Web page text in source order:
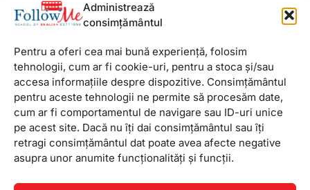
Administrează
consimțământul
Pentru a oferi cea mai bună experiență, folosim
tehnologii, cum ar fi cookie-uri, pentru a stoca și/sau
accesa informațiile despre dispozitive. Consimțământul
pentru aceste tehnologii ne permite să procesăm date,
cum ar fi comportamentul de navigare sau ID-uri unice
pe acest site. Dacă nu îți dai consimțământul sau îți
retragi consimțământul dat poate avea afecte negative
asupra unor anumite funcționalități și funcții.
18 februarie 2025 Niciun comentariu
Newsletter